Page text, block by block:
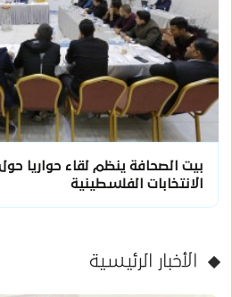
بيت الصحافة ينظم لقاء حواريا
الانتخابات الفلسطينية
الأخبار الرئيسية